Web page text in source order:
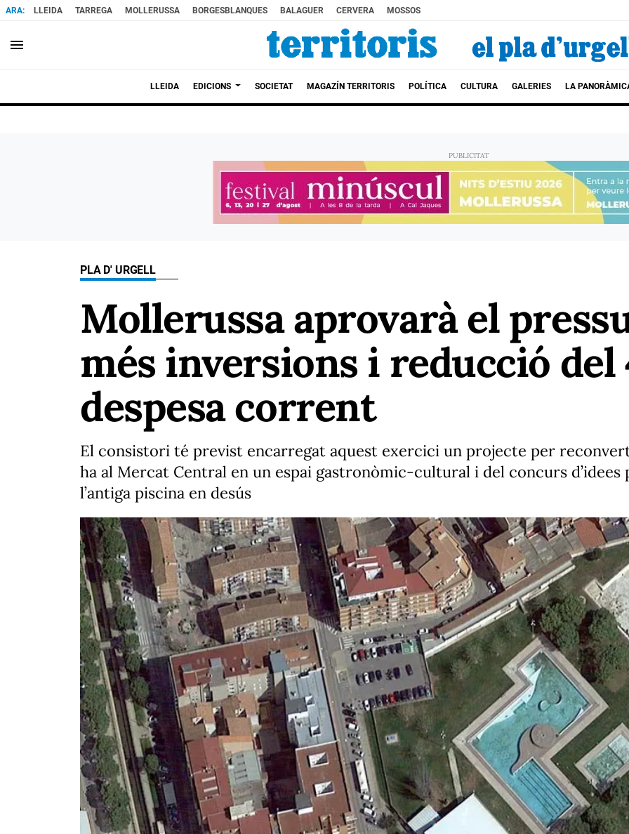
LLEIDA TARREGA MOLLERUSSA BORGESBLANQUES BALAGUER CERVERA MOSSOS
menu
LLEIDA EDICIONS SOCIETAT MAGAZÍN TERRITORIS POLÍTICA CULTURA GALERIES LA
PLA D' URGELL
Mollerussa aprovarà el
més inversions i reducció del
despesa corrent
El consistori té previst encarregat aquest exercici un projecte per
ha al Mercat Central en un espai gastronòmic-cultural i del concurs
l’antiga piscina en desús